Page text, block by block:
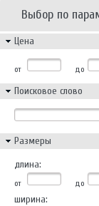
Выбор по
Цена
от до
Поисковое слово
Размеры
длина:
от до
ширина: